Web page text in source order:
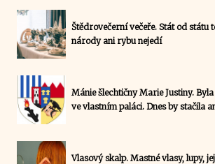
Štědrovečerní večeře. Stát od státu
národy ani rybu nejedí
Mánie šlechtičny Marie Justiny.
ve vlastním paláci. Dnes by stačila
Vlasový skalp. Mastné vlasy, lupy,